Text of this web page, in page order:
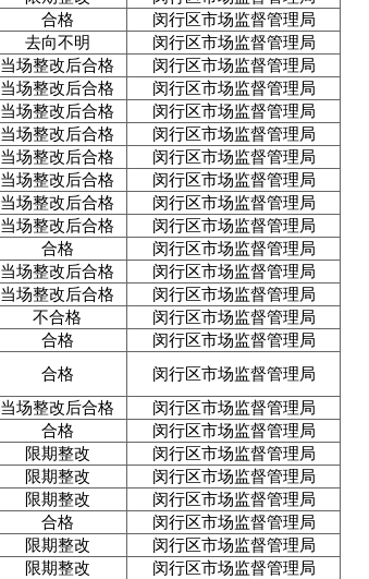
合格
闵行区市场监督管理局
去向不明
闵行区市场监督管理局
当场整改后合格
闵行区市场监督管理局
当场整改后合格
闵行区市场监督管理局
当场整改后合格
闵行区市场监督管理局
当场整改后合格
闵行区市场监督管理局
当场整改后合格
闵行区市场监督管理局
当场整改后合格
闵行区市场监督管理局
当场整改后合格
闵行区市场监督管理局
当场整改后合格
闵行区市场监督管理局
合格
闵行区市场监督管理局
当场整改后合格
闵行区市场监督管理局
当场整改后合格
闵行区市场监督管理局
不合格
闵行区市场监督管理局
合格
闵行区市场监督管理局
合格
闵行区市场监督管理局
当场整改后合格
闵行区市场监督管理局
合格
闵行区市场监督管理局
限期整改
闵行区市场监督管理局
限期整改
闵行区市场监督管理局
限期整改
闵行区市场监督管理局
合格
闵行区市场监督管理局
限期整改
闵行区市场监督管理局
限期整改
闵行区市场监督管理局